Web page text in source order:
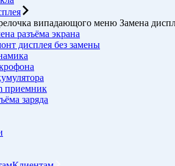
Замена
разъёма экрана
дисплея без замены
приемник
заряда